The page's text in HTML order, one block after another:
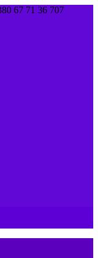
67 71 36 707